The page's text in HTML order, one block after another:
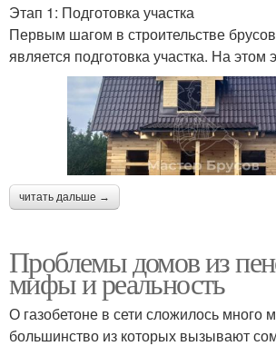
Этап 1: Подготовка участка
Первым шагом в строительстве
является подготовка участка. На этом
читать дальше →
Проблемы домов из
мифы и реальность
О газобетоне в сети сложилось много
большинство из которых вызывают